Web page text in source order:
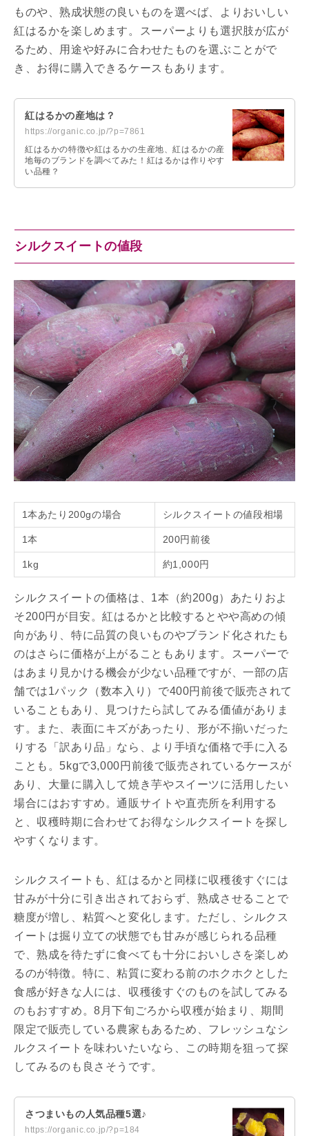
ものや、熟成状態の良いものを選べば、よりおいしい
紅はるかを楽しめます。スーパーよりも選択肢が広が
るため、用途や好みに合わせたものを選ぶことがで
き、お得に購入できるケースもあります。
紅はるかの産地は？
https://organic.co.jp/?p=7861
紅はるかの特徴や紅はるかの生産地、紅はるかの産
地毎のブランドを調べてみた！紅はるかは作りやす
い品種？
シルクスイートの値段
1本あたり200gの場合 シルクスイートの値段相場
1本 200円前後
1kg 約1,000円
シルクスイートの価格は、1本（約200g）あたりおよ
そ200円が目安。紅はるかと比較するとやや高めの傾
向があり、特に品質の良いものやブランド化されたも
のはさらに価格が上がることもあります。スーパーで
はあまり見かける機会が少ない品種ですが、一部の店
舗では1パック（数本入り）で400円前後で販売されて
いることもあり、見つけたら試してみる価値がありま
す。また、表面にキズがあったり、形が不揃いだった
りする「訳あり品」なら、より手頃な価格で手に入る
ことも。5kgで3,000円前後で販売されているケースが
あり、大量に購入して焼き芋やスイーツに活用したい
場合にはおすすめ。通販サイトや直売所を利用する
と、収穫時期に合わせてお得なシルクスイートを探し
やすくなります。
シルクスイートも、紅はるかと同様に収穫後すぐには
甘みが十分に引き出されておらず、熟成させることで
糖度が増し、粘質へと変化します。ただし、シルクス
イートは掘り立ての状態でも甘みが感じられる品種
で、熟成を待たずに食べても十分においしさを楽しめ
るのが特徴。特に、粘質に変わる前のホクホクとした
食感が好きな人には、収穫後すぐのものを試してみる
のもおすすめ。8月下旬ごろから収穫が始まり、期間
限定で販売している農家もあるため、フレッシュなシ
ルクスイートを味わいたいなら、この時期を狙って探
してみるのも良さそうです。
さつまいもの人気品種5選♪
https://organic.co.jp/?p=184